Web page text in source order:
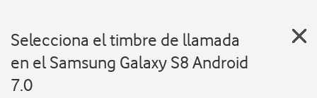
Selecciona el timbre de llamada
en el Samsung Galaxy S8 Android
7.0